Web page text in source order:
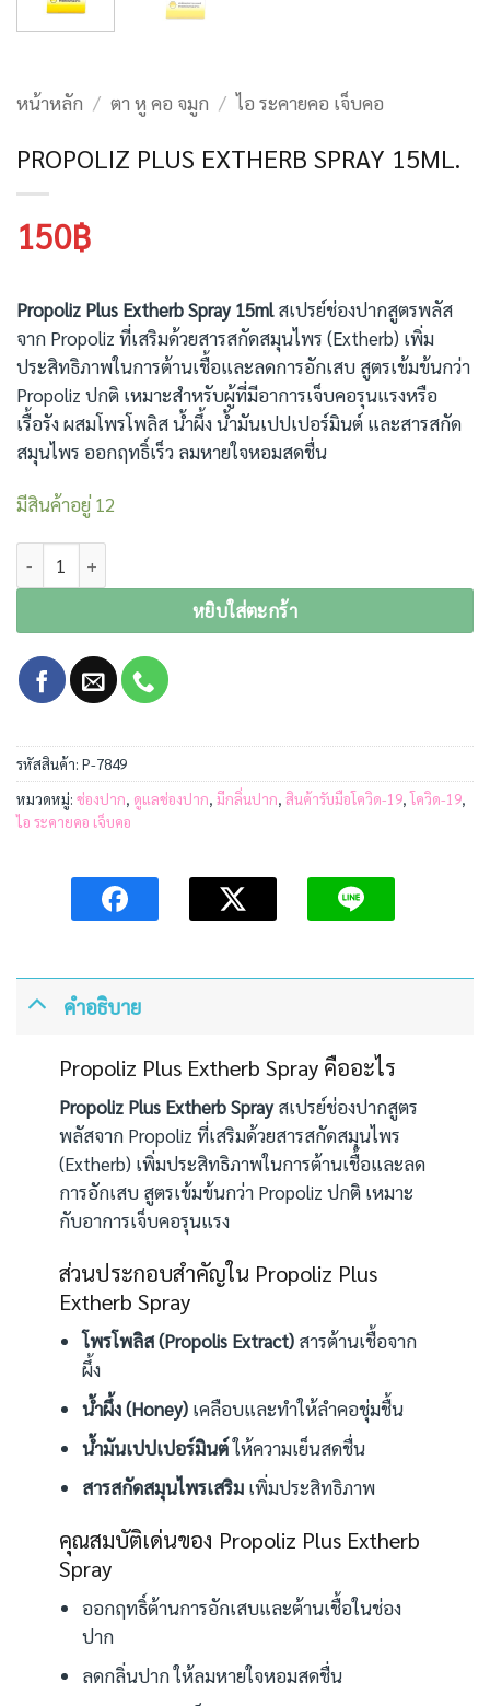
หน้าหลัก / ตา หู คอ จมูก / ไอ ระคายคอ เจ็บคอ
PROPOLIZ PLUS EXTHERB SPRAY 15ML.
150฿
Propoliz Plus Extherb Spray 15mlสเปรย์ช่องปากสูตรพลัส
จาก Propoliz ที่เสริมด้วยสารสกัดสมุนไพร (Extherb) เพิ่ม
ประสิทธิภาพในการต้านเชื้อและลดการอักเสบ สูตรเข้มข้นกว่า
Propoliz ปกติ เหมาะสำหรับผู้ที่มีอาการเจ็บคอรุนแรงหรือ
เรื้อรัง ผสมโพรโพลิส น้ำผึ้ง น้ำมันเปปเปอร์มินต์ และสารสกัด
สมุนไพร ออกฤทธิ์เร็ว ลมหายใจหอมสดชื่น
มีสินค้าอยู่ 12
หยิบใส่ตะกร้า
รหัสสินค้า: P-7849
หมวดหมู่: ช่องปาก, ดูแลช่องปาก, มีกลิ่นปาก, สินค้ารับมือโควิด-19,โควิด-19,
ไอ ระคายคอ เจ็บคอ
คำอธิบาย
Propoliz Plus Extherb Spray คืออะไร
Propoliz Plus Extherb Sprayสเปรย์ช่องปากสูตร
พลัสจาก Propoliz ที่เสริมด้วยสารสกัดสมุนไพร
(Extherb) เพิ่มประสิทธิภาพในการต้านเชื้อและลด
การอักเสบ สูตรเข้มข้นกว่า Propoliz ปกติ เหมาะ
กับอาการเจ็บคอรุนแรง
ส่วนประกอบสำคัญใน Propoliz Plus
Extherb Spray
โพรโพลิส (Propolis Extract) สารต้านเชื้อจาก
ผึ้ง
น้ำผึ้ง (Honey) เคลือบและทำให้ลำคอชุ่มชื้น
น้ำมันเปปเปอร์มินต์ให้ความเย็นสดชื่น
สารสกัดสมุนไพรเสริม เพิ่มประสิทธิภาพ
คุณสมบัติเด่นของ Propoliz Plus Extherb
Spray
ออกฤทธิ์ต้านการอักเสบและต้านเชื้อในช่อง
ปาก
ลดกลิ่นปาก ให้ลมหายใจหอมสดชื่น